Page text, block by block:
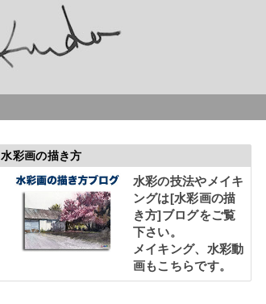
水彩画の描き方
水彩の技法やメイキ
ングは[水彩画の描
き方]ブログをご覧
下さい。
メイキング、水彩動
画もこちらです。